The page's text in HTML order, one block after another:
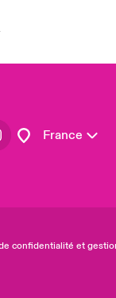
France
confidentialité et